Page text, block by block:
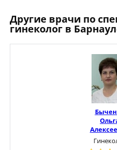
Другие врачи по
гинеколог в